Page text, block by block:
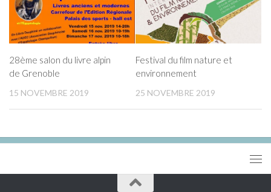
28ème salon du livre alpin
de Grenoble
15 NOVEMBRE 2019
Festival du film nature et
environnement
25 NOVEMBRE 2019